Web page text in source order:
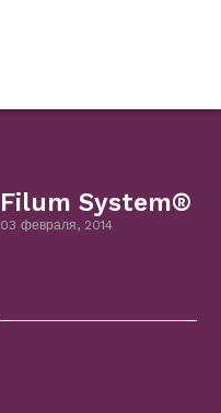
Filum System®
03 февраля, 2014